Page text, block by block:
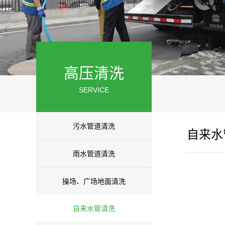
高压清洗
SERVICE
污水管道清洗
雨水管道清洗
操场、广场地面清洗
自来水管清洗
自来